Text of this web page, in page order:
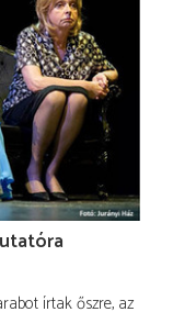
írtak őszre, az